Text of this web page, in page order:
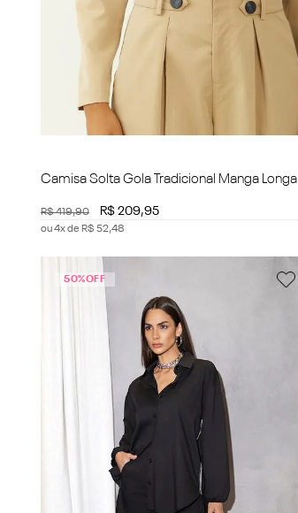
Camisa Solta Gola Tradicional Manga Longa
R$419,90 R$ 209,95
ou4x de R$ 52,48
50%OFF